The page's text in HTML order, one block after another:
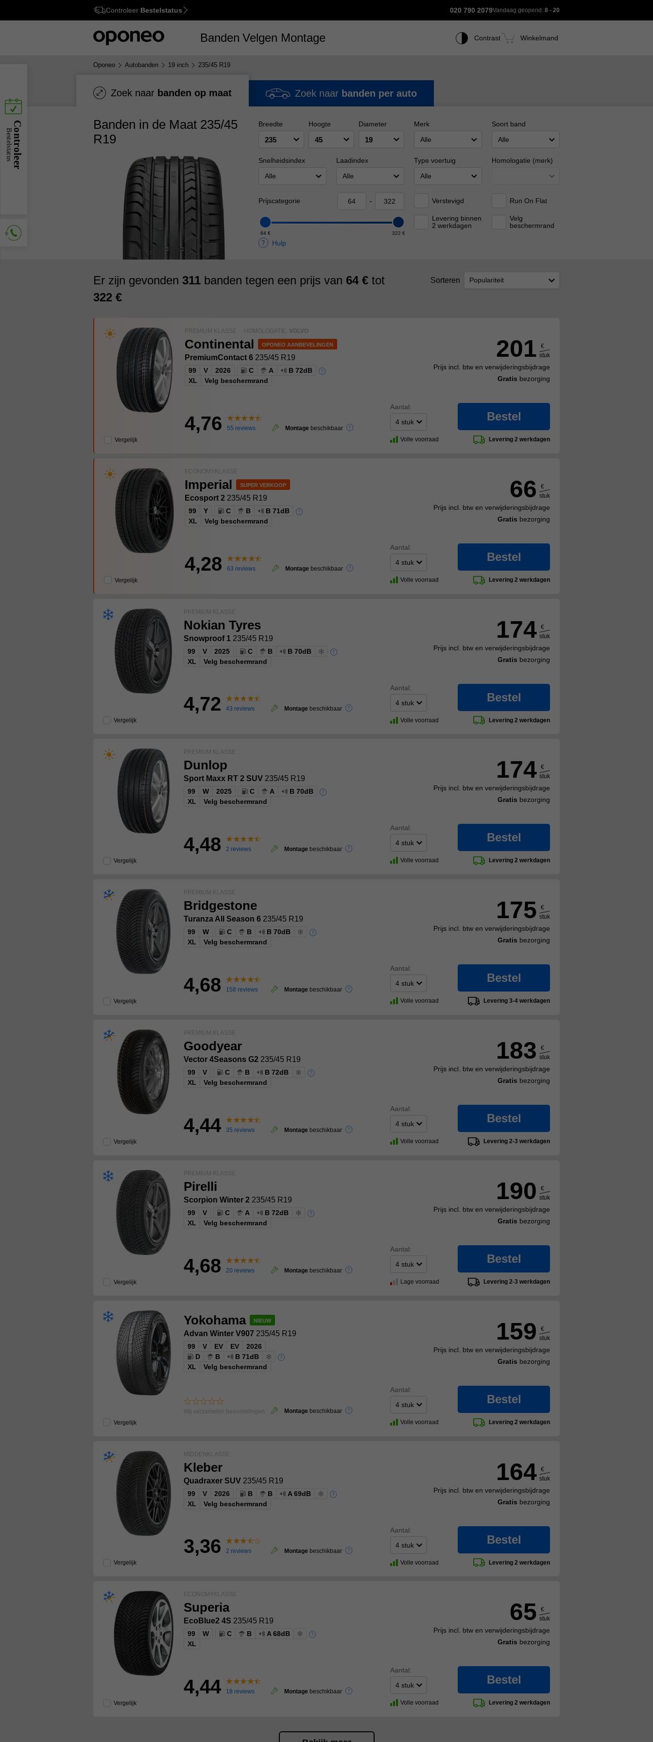
Ctrl M
Controleer Bestelstatus 020 790 2079Vandaag geopend: 8 - 20
Banden Velgen Montage Contrast Winkelmand
Oponeo Autobanden 19 inch 235/45 R19
Zoek naar banden op maat Zoek naar banden per auto
Banden in de Maat 235/45
R19
Breedte Hoogte Diameter
Merk
Alle
Soort band
Alle
Snelheidsindex
Alle
Laadindex
Alle
Type voertuig
Alle
Homologatie (merk)
Prijscategorie -
64 € 322 €
Verstevigd Run On Flat
Levering binnen
2 werkdagen
Velg
beschermrand
Hulp
Er zijn gevonden 311 banden tegen een prijs van 64 € tot
322 €
Sorteren Populariteit
PREMIUM KLASSE HOMOLOGATIE: VOLVO
Continental
PremiumContact 6 235/45 R19
99 V 2026 C A
B 72dB
XL
Velg beschermrand
4,76 55 reviews Montage beschikbaar
Vergelijk
201
€
stuk
Prijs incl. btw en verwijderingsbijdrage
Gratis bezorging
Aantal:
Bestel
Volle voorraad Levering 2 werkdagen
ECONOMYKLASSE
Imperial
Ecosport 2 235/45 R19
99 Y C B
B 71dB
XL
Velg beschermrand
4,28 63 reviews Montage beschikbaar
Vergelijk
66
€
stuk
Prijs incl. btw en verwijderingsbijdrage
Gratis bezorging
Aantal:
Bestel
Volle voorraad Levering 2 werkdagen
PREMIUM KLASSE
Nokian Tyres
Snowproof 1 235/45 R19
99 V 2025 C B
B 70dB
XL
Velg beschermrand
4,72 43 reviews Montage beschikbaar
Vergelijk
174 €
stuk
Prijs incl. btw en verwijderingsbijdrage
Gratis bezorging
Aantal:
Bestel
Volle voorraad Levering 2 werkdagen
PREMIUM KLASSE
Dunlop
Sport Maxx RT 2 SUV 235/45 R19
99 W 2025 C A
B 70dB
XL
Velg beschermrand
4,48 2 reviews Montage beschikbaar
Vergelijk
174 €
stuk
Prijs incl. btw en verwijderingsbijdrage
Gratis bezorging
Aantal:
Bestel
Volle voorraad Levering 2 werkdagen
PREMIUM KLASSE
Bridgestone
Turanza All Season 6 235/45 R19
99 W C B
B 70dB
XL
Velg beschermrand
4,68 158 reviews Montage beschikbaar
Vergelijk
175
€
stuk
Prijs incl. btw en verwijderingsbijdrage
Gratis bezorging
Aantal:
Bestel
Volle voorraad Levering 3-4 werkdagen
PREMIUM KLASSE
Goodyear
Vector 4Seasons G2 235/45 R19
99 V C B
B 72dB
XL
Velg beschermrand
4,44 35 reviews Montage beschikbaar
Vergelijk
183
€
stuk
Prijs incl. btw en verwijderingsbijdrage
Gratis bezorging
Aantal:
Bestel
Volle voorraad Levering 2-3 werkdagen
PREMIUM KLASSE
Pirelli
Scorpion Winter 2 235/45 R19
99 V C A
B 72dB
XL
Velg beschermrand
4,68 20 reviews Montage beschikbaar
Vergelijk
190
€
stuk
Prijs incl. btw en verwijderingsbijdrage
Gratis bezorging
Aantal:
Bestel
Lage voorraad Levering 2-3 werkdagen
Yokohama
Advan Winter V907 235/45 R19
99 V EV EV
2026
D
B
B 71dB
XL
Velg beschermrand
Wij verzamelen beoordelingen. Montage beschikbaar
Vergelijk
159
€
stuk
Prijs incl. btw en verwijderingsbijdrage
Gratis bezorging
Aantal:
Bestel
Volle voorraad Levering 2 werkdagen
MIDDENKLASSE
Kleber
Quadraxer SUV 235/45 R19
99 V 2026 B B
A 69dB
XL
Velg beschermrand
3,36 2 reviews Montage beschikbaar
Vergelijk
164 €
stuk
Prijs incl. btw en verwijderingsbijdrage
Gratis bezorging
Aantal:
Bestel
Volle voorraad Levering 2 werkdagen
ECONOMYKLASSE
Superia
EcoBlue2 4S 235/45 R19
99 W C B
A 68dB
XL
4,44 18 reviews Montage beschikbaar
Vergelijk
65
€
stuk
Prijs incl. btw en verwijderingsbijdrage
Gratis bezorging
Aantal:
Bestel
Volle voorraad Levering 2 werkdagen
Controleer
Bestelstatus